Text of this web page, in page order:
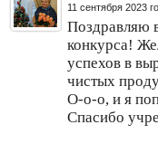
11 сентября 2023
Поздравляю
конкурса!
успехов в
чистых
О-о-о, и я
Спасибо